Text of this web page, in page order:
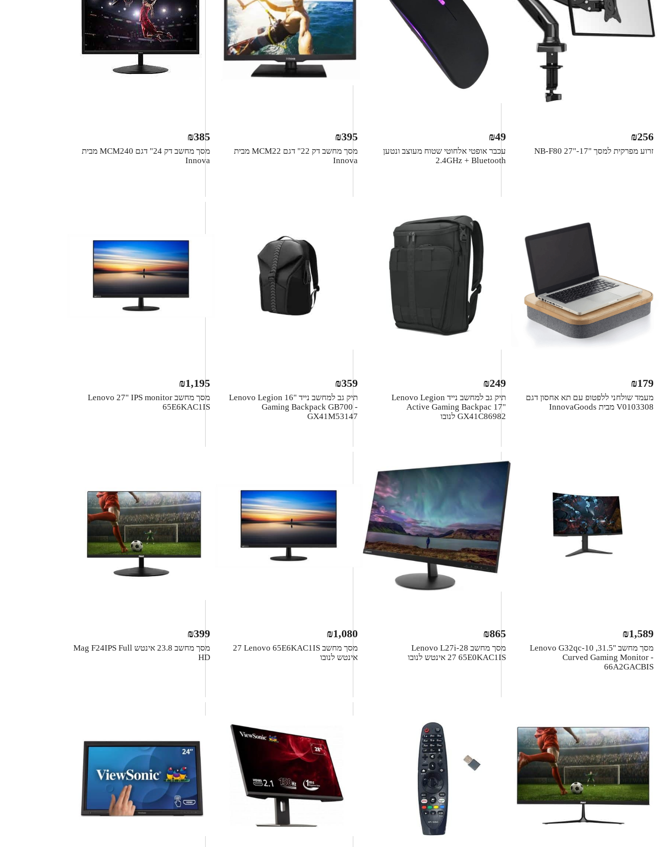
זרוע מפרקית למסך "NB-F80 27"-17
₪256
עכבר אופטי אלחוטי שטוח מעוצב ונטען
2.4GHz + Bluetooth
₪49
מסך מחשב דק ‏22" דגם MCM22 מבית
Innova
₪395
מסך מחשב דק ‏24" דגם MCM240 מבית
Innova
₪385
מעמד שולחני ללפטופ עם תא אחסון דגם
V0103308 מבית InnovaGoods
₪179
תיק גב למחשב נייד Lenovo Legion
Active Gaming Backpac 17"‎
GX41C86982 לנובו
₪249
תיק גב למחשב נייד Lenovo Legion 16"
Gaming Backpack GB700 -
GX41M53147
₪359
מסך מחשב Lenovo 27" IPS monitor
65E6KAC1IS
₪1,195
מסך מחשב ''31.5, Lenovo G32qc-10
Curved Gaming Monitor -
66A2GACBIS
₪1,589
מסך מחשב Lenovo L27i-28
65E0KAC1IS ‏27 ‏אינטש לנובו
₪865
מסך מחשב Lenovo 65E6KAC1IS ‏27
‏אינטש לנובו
₪1,080
מסך מחשב ‏23.8 ‏אינטש Mag F24IPS Full
HD
₪399